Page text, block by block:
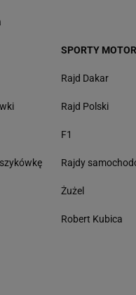
SPORTY
Rajd Dakar
Rajd Polski
F1
Rajdy
Żużel
Robert Kubica